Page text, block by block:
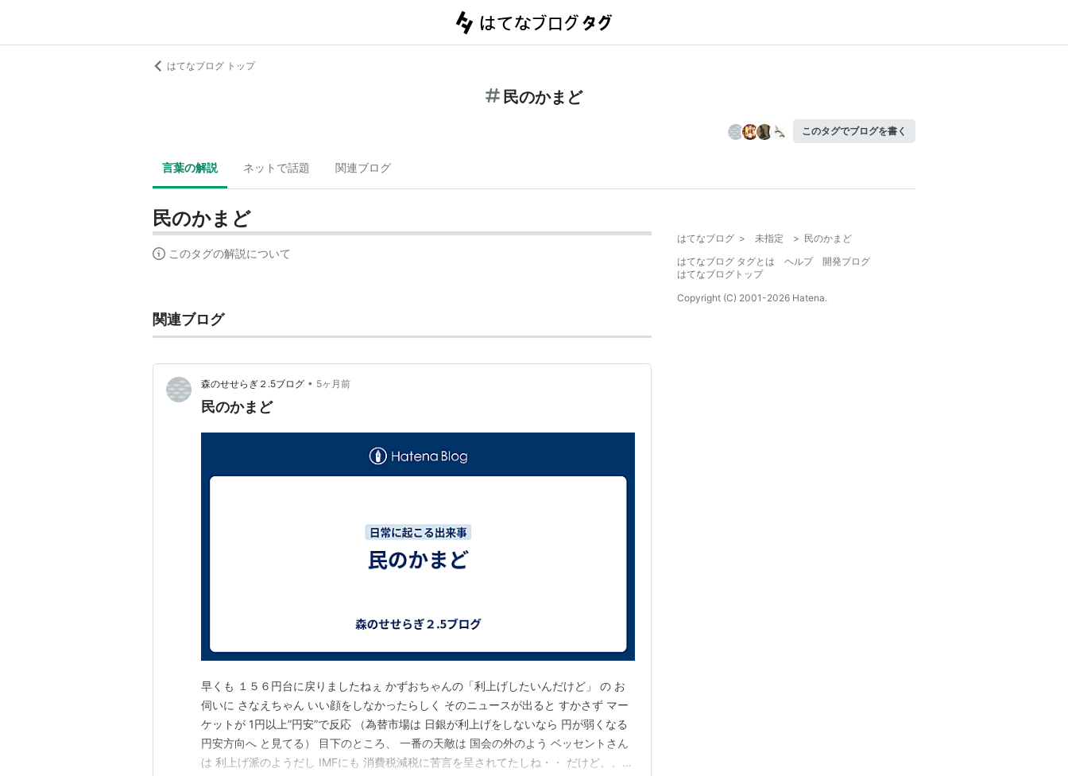
はてなブログ トップ
民のかまど
このタグでブログを書く
言葉の解説 ネットで話題 関連ブログ
民のかまど
このタグの解説について
関連ブログ
森のせせらぎ２.5ブログ • 5ヶ月前
民のかまど
早くも １５６円台に戻りましたねぇ かずおちゃんの「利上げしたいんだけど」 の お
伺いに さなえちゃん いい顔をしなかったらしく そのニュースが出ると すかさず マー
ケットが 1円以上”円安”で反応 （為替市場は 日銀が利上げをしないなら 円が弱くなる
円安方向へ と見てる） 目下のところ、 一番の天敵は 国会の外のよう ベッセントさん
は 利上げ派のようだし IMFにも 消費税減税に苦言を呈されてたしね・・ だけど、、
はてなブログ > 未指定 > 民のかまど
はてなブログ タグとは
ヘルプ
開発ブログ
はてなブログトップ
Copyright (C) 2001-2026 Hatena.